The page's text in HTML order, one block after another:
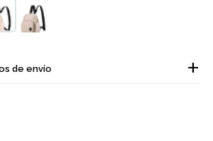
de envío